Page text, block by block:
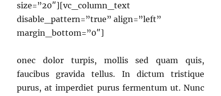
size=”20″][vc_column_text
disable_pattern=”true” align=”left”
margin_bottom=”0″]
onec dolor turpis, mollis sed quam quis,
faucibus gravida tellus. In dictum tristique
purus, at imperdiet purus fermentum ut. Nunc